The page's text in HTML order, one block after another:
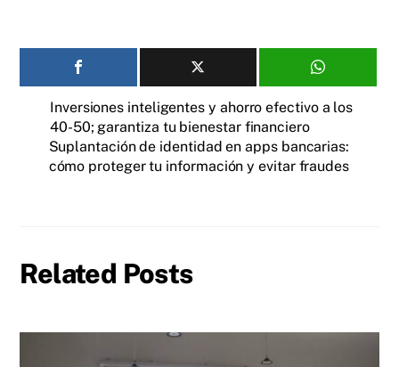
Inversiones inteligentes y ahorro efectivo a los
40-50; garantiza tu bienestar financiero
Suplantación de identidad en apps bancarias:
cómo proteger tu información y evitar fraudes
Related Posts